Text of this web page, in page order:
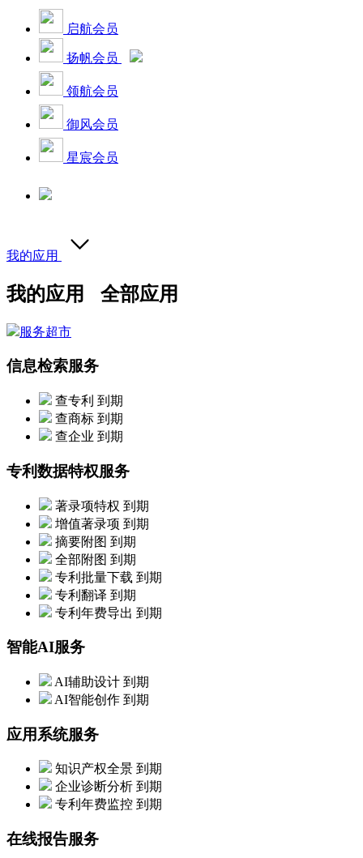
启航会员
扬帆会员
领航会员
御风会员
星宸会员
我的应用
我的应用 全部应用
服务超市
信息检索服务
查专利 到期
查商标 到期
查企业 到期
专利数据特权服务
著录项特权 到期
增值著录项 到期
摘要附图 到期
全部附图 到期
专利批量下载 到期
专利翻译 到期
专利年费导出 到期
智能AI服务
AI辅助设计 到期
AI智能创作 到期
应用系统服务
知识产权全景 到期
企业诊断分析 到期
专利年费监控 到期
在线报告服务